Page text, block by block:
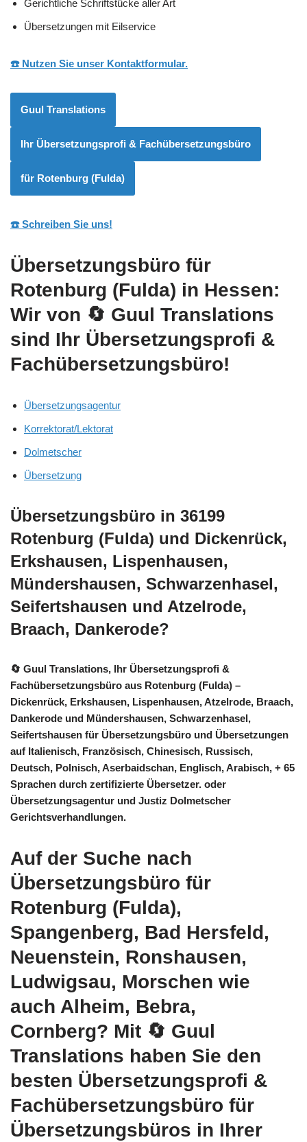
Gerichtliche Schriftstücke aller Art
Übersetzungen mit Eilservice
☎️ Nutzen Sie unser Kontaktformular.
Guul Translations
Ihr Übersetzungsprofi & Fachübersetzungsbüro
für Rotenburg (Fulda)
☎️ Schreiben Sie uns!
Übersetzungsbüro für
Rotenburg (Fulda) in Hessen:
Wir von 🔄 Guul Translations
sind Ihr Übersetzungsprofi &
Fachübersetzungsbüro!
Übersetzungsagentur
Korrektorat/Lektorat
Dolmetscher
Übersetzung
Übersetzungsbüro in 36199
Rotenburg (Fulda) und Dickenrück,
Erkshausen, Lispenhausen,
Mündershausen, Schwarzenhasel,
Seifertshausen und Atzelrode,
Braach, Dankerode?
🔄 Guul Translations, Ihr Übersetzungsprofi &
Fachübersetzungsbüro aus Rotenburg (Fulda) –
Dickenrück, Erkshausen, Lispenhausen, Atzelrode, Braach,
Dankerode und Mündershausen, Schwarzenhasel,
Seifertshausen für Übersetzungsbüro und Übersetzungen
auf Italienisch, Französisch, Chinesisch, Russisch,
Deutsch, Polnisch, Aserbaidschan, Englisch, Arabisch, + 65
Sprachen durch zertifizierte Übersetzer. oder
Übersetzungsagentur und Justiz Dolmetscher
Gerichtsverhandlungen.
Auf der Suche nach
Übersetzungsbüro für
Rotenburg (Fulda),
Spangenberg, Bad Hersfeld,
Neuenstein, Ronshausen,
Ludwigsau, Morschen wie
auch Alheim, Bebra,
Cornberg? Mit 🔄 Guul
Translations haben Sie den
besten Übersetzungsprofi &
Fachübersetzungsbüro für
Übersetzungsbüros in Ihrer